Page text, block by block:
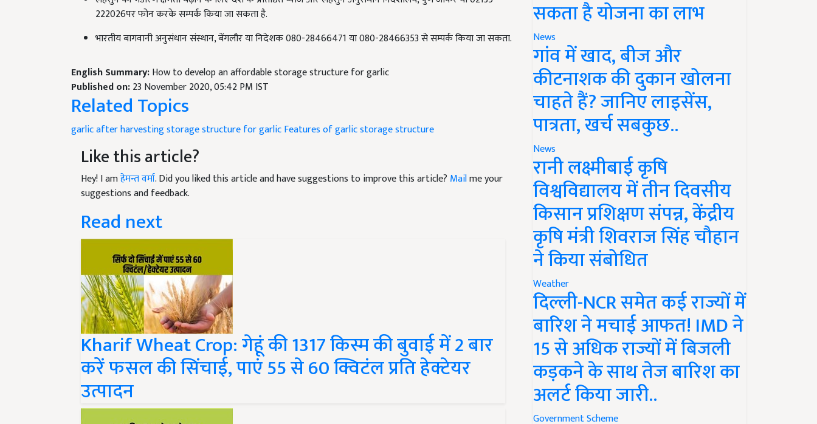
222026पर फोन करके सम्पर्क किया जा सकता है.
भारतीय बागवानी अनुसंधान संस्थान, बेंगलौर या निदेशक 080-28466471 या 080-28466353 से सम्पर्क किया जा सकता.
English Summary:How to develop an affordable storage structure for garlic
Published on:23 November 2020, 05:42 PM IST
Related Topics
garlic after harvestingstorage structure for garlicFeatures of garlic storage structure
Like this article?
Hey! I amहेमन्त वर्मा. Did you liked this article and have suggestions to improve this article? Mailme your
suggestions and feedback.
Read next
Kharif Wheat Crop: गेहूं की 1317 किस्म की बुवाई में 2 बार
करें फसल की सिंचाई, पाएं 55 से 60 क्विटंल प्रति हेक्टेयर
उत्पादन
सकता है योजना का लाभ
News
गांव में खाद, बीज और
कीटनाशक की दुकान खोलना
चाहते हैं? जानिए लाइसेंस,
पात्रता, खर्च सबकुछ..
News
रानी लक्ष्मीबाई कृषि
विश्वविद्यालय में तीन दिवसीय
किसान प्रशिक्षण संपन्न, केंद्रीय
कृषि मंत्री शिवराज सिंह चौहान
ने किया संबोधित
Weather
दिल्ली-NCR समेत कई राज्यों में
बारिश ने मचाई आफत! IMD ने
15 से अधिक राज्यों में बिजली
कड़कने के साथ तेज बारिश का
अलर्ट किया जारी..
Government Scheme